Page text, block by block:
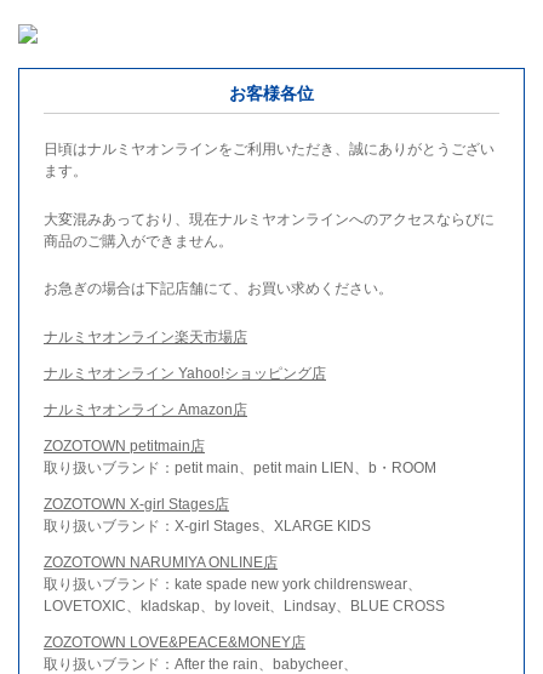
お客様各位
日頃はナルミヤオンラインをご利用いただき、誠にありがとうござい
ます。
大変混みあっており、現在ナルミヤオンラインへのアクセスならびに
商品のご購入ができません。
お急ぎの場合は下記店舗にて、お買い求めください。
ナルミヤオンライン楽天市場店
ナルミヤオンライン Yahoo!ショッピング店
ナルミヤオンライン Amazon店
ZOZOTOWN petitmain店
取り扱いブランド：petit main、petit main LIEN、b・ROOM
ZOZOTOWN X-girl Stages店
取り扱いブランド：X-girl Stages、XLARGE KIDS
ZOZOTOWN NARUMIYA ONLINE店
取り扱いブランド：kate spade new york childrenswear、
LOVETOXIC、kladskap、by loveit、Lindsay、BLUE CROSS
ZOZOTOWN LOVE&PEACE&MONEY店
取り扱いブランド：After the rain、babycheer、